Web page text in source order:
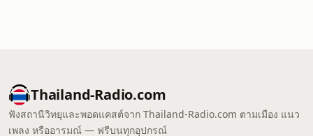
Thailand-Radio.com
ฟังสถานีวิทยุและพอดแคสต์จาก Thailand-Radio.com ตามเมือง แนว
เพลง หรืออารมณ์ — ฟรีบนทุกอุปกรณ์